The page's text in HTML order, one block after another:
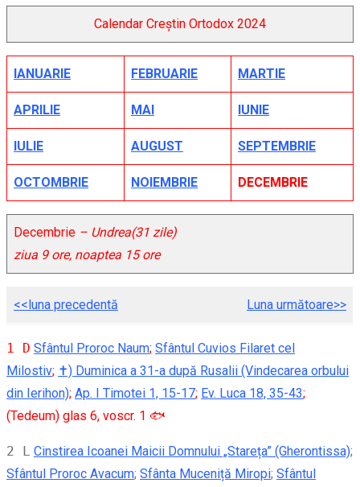
Calendar Creștin Ortodox 2024
IANUARIE FEBRUARIE MARTIE
APRILIE MAI IUNIE
IULIE AUGUST SEPTEMBRIE
OCTOMBRIE NOIEMBRIE DECEMBRIE
Decembrie – Undrea(31 zile)
ziua 9 ore, noaptea 15 ore
<<luna precedentă Luna următoare>>
1 D Sfântul Proroc Naum; Sfântul Cuvios Filaret cel
Milostiv; ✝) Duminica a 31-a după Rusalii (Vindecarea orbului
din Ierihon); Ap. I Timotei 1, 15-17; Ev. Luca 18, 35-43;
(Tedeum) glas 6, voscr. 1 🐟
2 L Cinstirea Icoanei Maicii Domnului „Stareța” (Gherontissa);
Sfântul Proroc Avacum; Sfânta Muceniță Miropi; Sfântul